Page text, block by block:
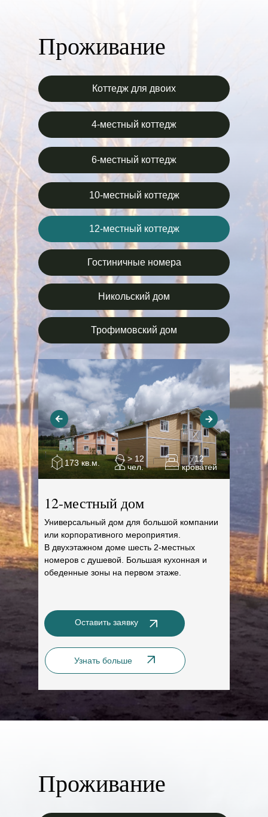
Оставить заявку
Узнать больше
Проживание
12-местный дом
Универсальный дом для большой компании
или корпоративного мероприятия.
В двухэтажном доме шесть 2-местных
номеров с душевой. Большая кухонная и
обеденные зоны на первом этаже.
173 кв.м.
> 12
чел.
12
кроватей
Коттедж для двоих
4-местный коттедж
6-местный коттедж
10-местный коттедж
12-местный коттедж
Гостиничные номера
Никольский дом
Трофимовский дом
Проживание